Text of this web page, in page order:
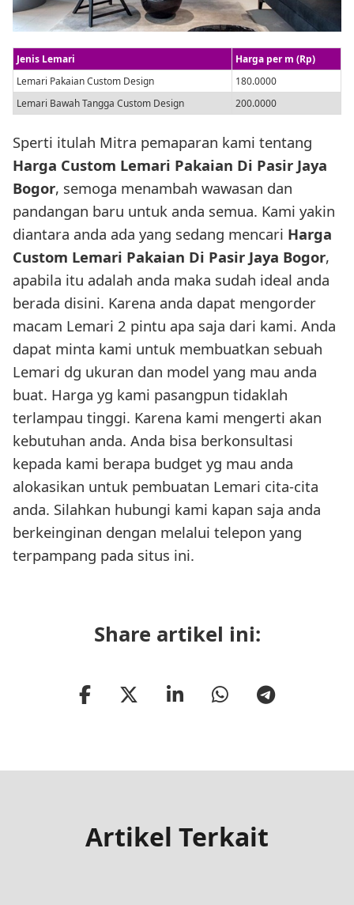
Jenis Lemari
Harga per m (Rp)
Lemari Pakaian Custom Design
180.0000
Lemari Bawah Tangga Custom Design
200.0000
Sperti itulah Mitra pemaparan kami tentang
Harga Custom Lemari Pakaian Di Pasir Jaya
Bogor, semoga menambah wawasan dan
pandangan baru untuk anda semua. Kami yakin
diantara anda ada yang sedang mencari Harga
Custom Lemari Pakaian Di Pasir Jaya Bogor,
apabila itu adalah anda maka sudah ideal anda
berada disini. Karena anda dapat mengorder
macam Lemari 2 pintu apa saja dari kami. Anda
dapat minta kami untuk membuatkan sebuah
Lemari dg ukuran dan model yang mau anda
buat. Harga yg kami pasangpun tidaklah
terlampau tinggi. Karena kami mengerti akan
kebutuhan anda. Anda bisa berkonsultasi
kepada kami berapa budget yg mau anda
alokasikan untuk pembuatan Lemari cita-cita
anda. Silahkan hubungi kami kapan saja anda
berkeinginan dengan melalui telepon yang
terpampang pada situs ini.
Share artikel ini:
Artikel Terkait